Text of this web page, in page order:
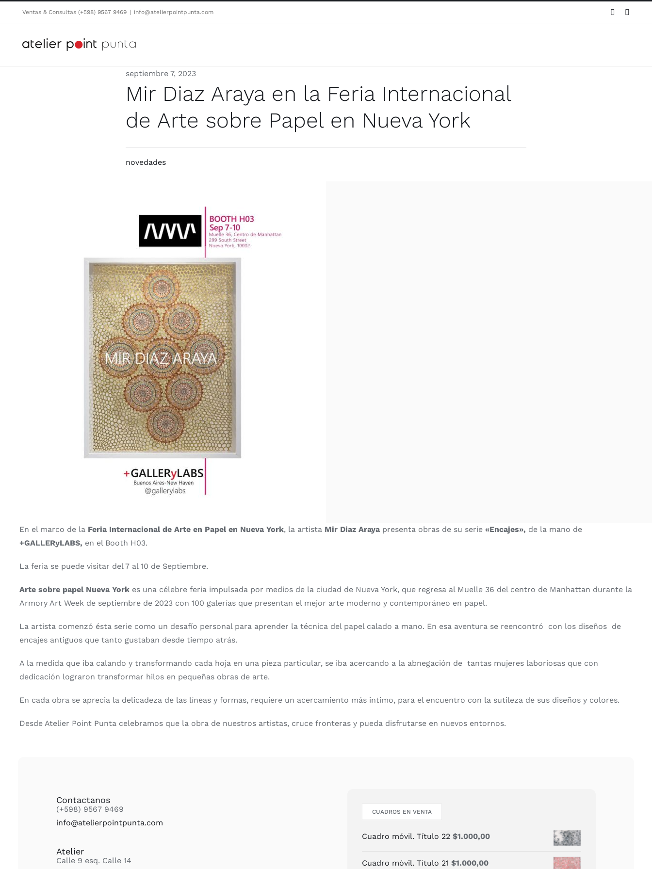
Ventas & Consultas (+598) 9567 9469 | info@atelierpointpunta.com WhatsApp
septiembre 7, 2023
Mir Diaz Araya en la Feria Internacional
de Arte sobre Papel en Nueva York
novedades
En el marco de la Feria Internacional de Arte en Papel en Nueva York, la artista Mir Diaz Araya presenta obras de su serie «Encajes», de la mano de
+GALLERyLABS, en el Booth H03.
La feria se puede visitar del 7 al 10 de Septiembre.
Arte sobre papel Nueva York es una célebre feria impulsada por medios de la ciudad de Nueva York, que regresa al Muelle 36 del centro de Manhattan durante la
Armory Art Week de septiembre de 2023 con 100 galerías que presentan el mejor arte moderno y contemporáneo en papel.
La artista comenzó ésta serie como un desafío personal para aprender la técnica del papel calado a mano. En esa aventura se reencontró con los diseños de
encajes antiguos que tanto gustaban desde tiempo atrás.
A la medida que iba calando y transformando cada hoja en una pieza particular, se iba acercando a la abnegación de tantas mujeres laboriosas que con
dedicación lograron transformar hilos en pequeñas obras de arte.
En cada obra se aprecia la delicadeza de las líneas y formas, requiere un acercamiento más intimo, para el encuentro con la sutileza de sus diseños y colores.
Desde Atelier Point Punta celebramos que la obra de nuestros artistas, cruce fronteras y pueda disfrutarse en nuevos entornos.
Contactanos
(+598) 9567 9469
info@atelierpointpunta.com
Atelier
Calle 9 esq. Calle 14
CUADROS EN VENTA
Cuadro móvil. Título 22 $1.000,00
Cuadro móvil. Título 21 $1.000,00